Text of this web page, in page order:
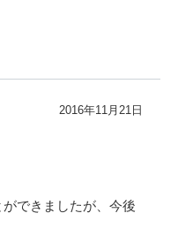
2016年11月21日
できましたが、今後